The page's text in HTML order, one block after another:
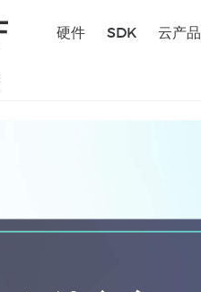
硬件
SDK 云产品